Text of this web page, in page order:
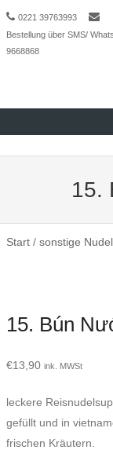
0221 39763993
Bestellung über SMS/
9668868
15.
Start / sonstige
15. Bún
€13,90 ink. MWSt
leckere
gefüllt und in
frischen Kräutern.